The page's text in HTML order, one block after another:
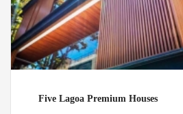
Five Lagoa Premium Houses